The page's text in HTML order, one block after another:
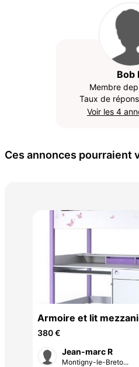
Bob
Membre
Taux de
Voir les 4
Ces annonces pourraient
Armoire et lit
380 €
Jean-marc R
Montigny-le-Breto...